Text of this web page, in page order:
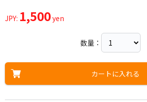
JPY: 1,500yen
数量：
カートに入れる